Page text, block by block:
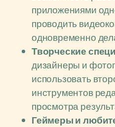
приложениями
проводить
одновременно
Творческие
дизайнеры и
использовать
инструментов
просмотра
Геймеры и